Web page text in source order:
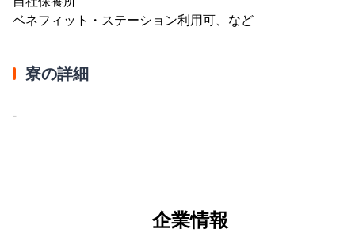
ベネフィット・ステーション利用可、など
寮の詳細
-
企業情報